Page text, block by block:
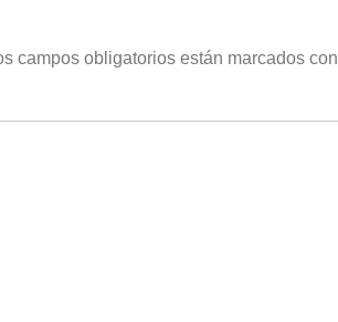
campos obligatorios están marcados con